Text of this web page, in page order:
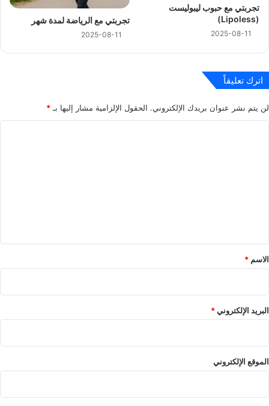
تجربتي مع حبوب ليبوليست
(Lipoless)
2025-08-11
تجربتي مع الرياضة لمدة شهر
2025-08-11
اترك تعليقاً
لن يتم نشر عنوان بريدك الإلكتروني. الحقول الإلزامية مشار إليها بـ *
*
الاسم *
البريد الإلكتروني*
الموقع الإلكتروني